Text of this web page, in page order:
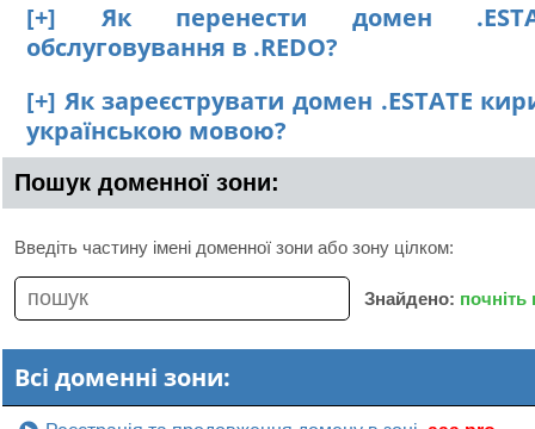
[+] Як перенести домен
обслуговування в .REDO?
[+] Як зареєструвати домен .ESTATE
українською мовою?
Пошук доменної зони:
Введіть частину імені доменної зони або зону цілком:
Знайдено:
Всі доменні зони: